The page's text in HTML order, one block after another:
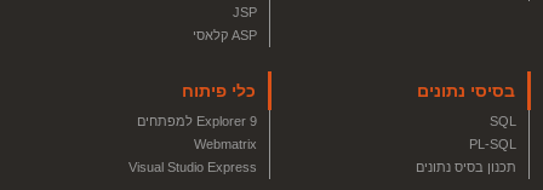
JSP
ASP קלאסי
בסיסי נתונים
SQL
PL-SQL
תכנון בסיס נתונים
כלי פיתוח
Explorer 9 למפתחים
Webmatrix
Visual Studio Express